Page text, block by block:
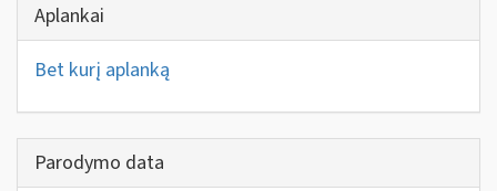
Aplankai
Bet kurį aplanką
Parodymo data